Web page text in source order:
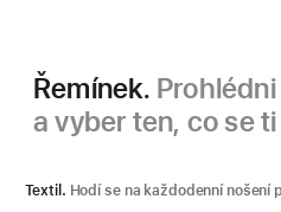
Řemínek.
a vyber ten, co se
Textil. Hodí se na každodenní